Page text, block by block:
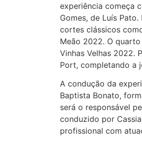
experiência começa
Gomes, de Luís
cortes clássicos
Meão 2022. O
Vinhas Velhas 2022.
Port, completando a
A condução da
Baptista Bonato,
será o responsável
conduzido por
profissional com